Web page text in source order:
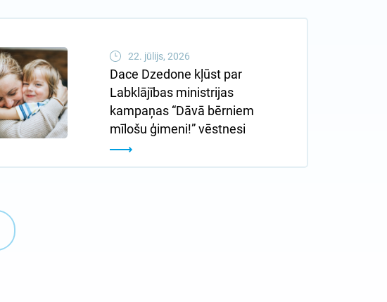
22. jūlijs, 2026
Dace Dzedone kļūst par
Labklājības ministrijas
kampaņas “Dāvā bērniem
mīlošu ģimeni!” vēstnesi